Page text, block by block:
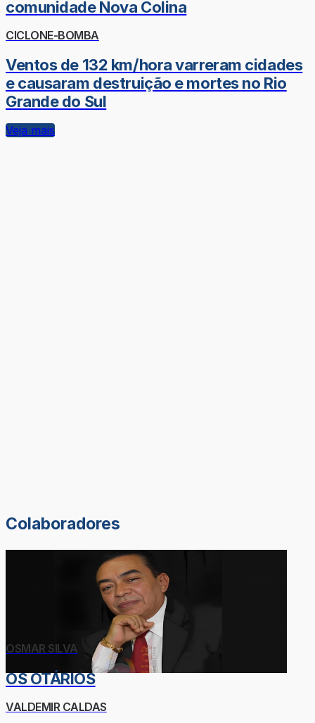
comunidade Nova Colina
CICLONE-BOMBA
Ventos de 132 km/hora varreram cidades
e causaram destruição e mortes no Rio
Grande do Sul
Veja mais
Colaboradores
OSMAR SILVA
OS OTÁRIOS
VALDEMIR CALDAS